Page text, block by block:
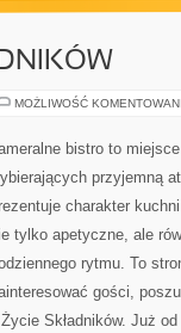
MOŻLIWOŚĆ
bistro to
przyjemną
charakter
tylko apetyczne, ale
rytmu. To
gości,
Składników. Już